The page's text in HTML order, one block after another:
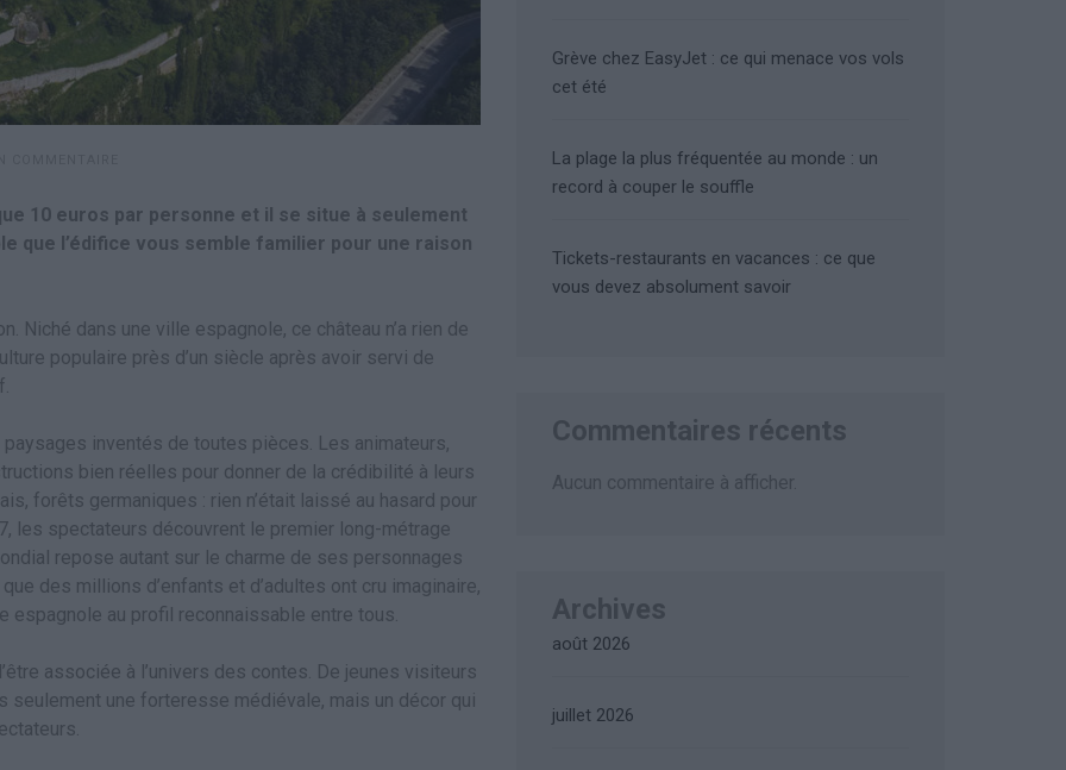
10 euros par personne et il se situe à seulement
que l’édifice vous semble familier pour une raison
Niché dans une ville espagnole, ce château n’a rien de
populaire près d’un siècle après avoir servi de
inventés de toutes pièces. Les animateurs,
bien réelles pour donner de la crédibilité à leurs
forêts germaniques : rien n’était laissé au hasard pour
les spectateurs découvrent le premier long-métrage
repose autant sur le charme de ses personnages
des millions d’enfants et d’adultes ont cru imaginaire,
au profil reconnaissable entre tous.
associée à l’univers des contes. De jeunes visiteurs
seulement une forteresse médiévale, mais un décor qui
Grève chez EasyJet : ce qui menace vos vols
cet été
La plage la plus fréquentée au monde : un
record à couper le souffle
Tickets-restaurants en vacances : ce que
vous devez absolument savoir
Commentaires récents
Aucun commentaire à afficher.
Archives
août 2026
juillet 2026